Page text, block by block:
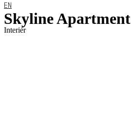
EN
Skyline Apartment
Interiér